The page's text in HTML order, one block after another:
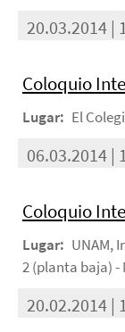
20.03.2014 |
Coloquio
Lugar: El
06.03.2014 |
Coloquio
Lugar: UNAM,
2 (planta baja) -
20.02.2014 |